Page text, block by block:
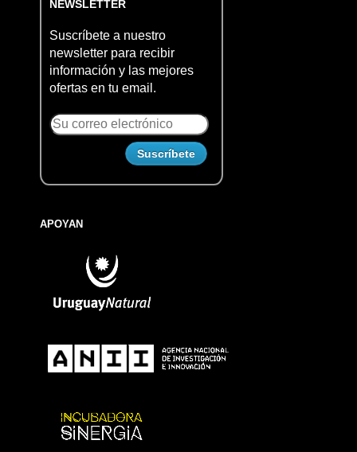
NEWSLETTER
Suscríbete a nuestro
newsletter para recibir
información y las mejores
ofertas en tu email.
APOYAN